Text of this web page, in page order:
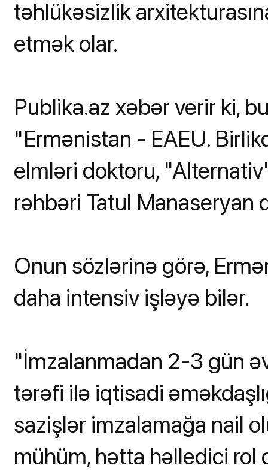
təhlükəsizlik
etmək olar.
Publika.az xəbər verir ki,
"Ermənistan - EAEU.
elmləri doktoru,
rəhbəri Tatul Manaseryan
Onun sözlərinə görə,
daha intensiv işləyə bilər.
"İmzalanmadan 2-3 gün
tərəfi ilə iqtisadi
sazişlər imzalamağa nail
mühüm, hətta həlledici rol